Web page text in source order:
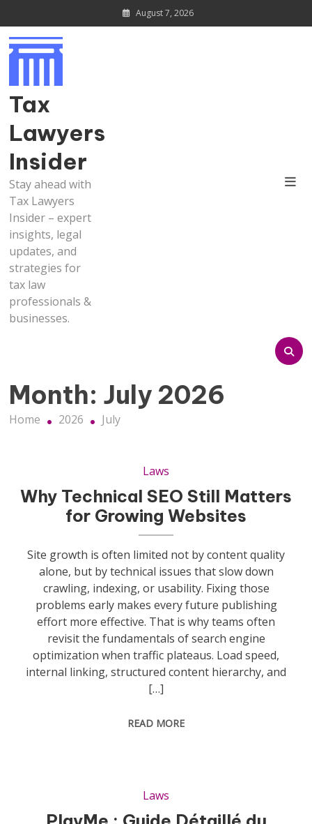
to
content
August 7, 2026
Tax
Lawyers
Insider
Stay ahead with
Tax Lawyers
Insider – expert
insights, legal
updates, and
strategies for
tax law
professionals &
businesses.
Month: July 2026
Home 2026 July
Laws
Why Technical SEO Still Matters
for Growing Websites
Site growth is often limited not by content quality
alone, but by technical issues that slow down
crawling, indexing, or usability. Fixing those
problems early makes every future publishing
effort more effective. That is why teams often
revisit the fundamentals of search engine
optimization when traffic plateaus. Load speed,
internal linking, structured content hierarchy, and
[…]
READ MORE
Laws